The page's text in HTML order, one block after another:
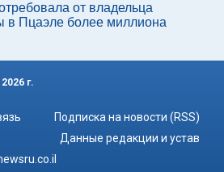
от владельца
в Пцаэле более миллиона
г.
Подписка на новости (RSS)
Данные редакции и устав